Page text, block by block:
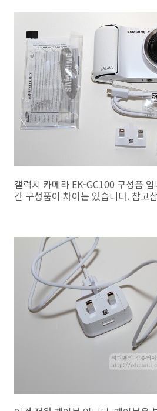
갤럭시 카메라 EK-GC100 구성품
간 구성품이 차이는 있습니다. 참고